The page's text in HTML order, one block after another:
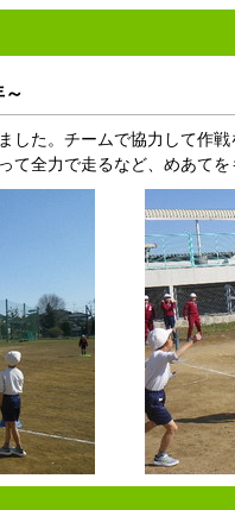
た。チームで協力して作
て全力で走るなど、めあて